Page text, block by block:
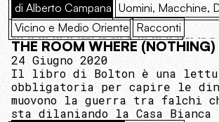
di Alberto Campana Uomini, Macchine,
Vicino e Medio Oriente Racconti
THE ROOM WHERE (NOTHING)
24 Giugno 2020
Il libro di Bolton è una
obbligatoria per capire le
muovono la guerra tra falchi
sta dilaniando la Casa Bianca